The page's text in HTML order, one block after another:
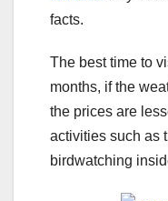
facts.
The best time to
months, if the
the prices are
activities such as
birdwatching